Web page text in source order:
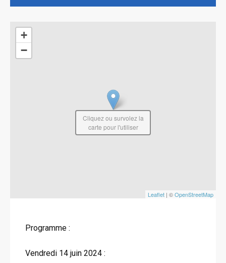
+
−
Leaflet | ©OpenStreetMap
Cliquez ou survolez la
carte pour l'utiliser
Programme :
Vendredi 14 juin 2024 :